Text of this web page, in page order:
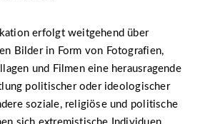
erfolgt weitgehend über
Bilder in Form von Fotografien,
und Filmen eine herausragende
politischer oder ideologischer
soziale, religiöse und politische